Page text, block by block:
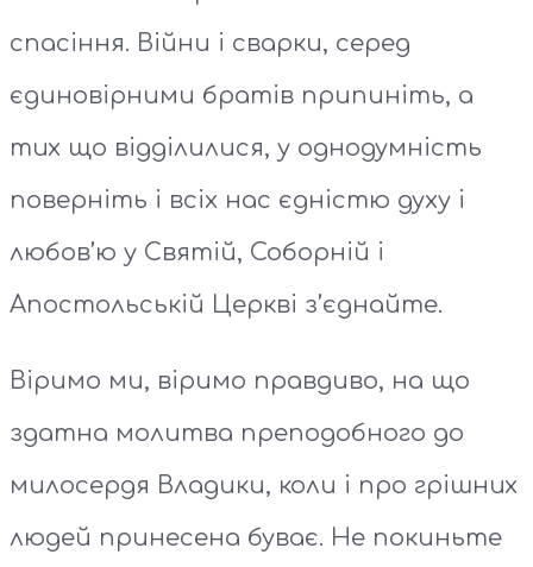
спасіння. Війни і сварки, серед
єдиновірними братів припиніть, а
тих що відділилися, у однодумність
поверніть і всіх нас єдністю духу і
любов’ю у Святій, Соборній і
Апостольській Церкві з’єднайте.
Віримо ми, віримо правдиво, на що
здатна молитва преподобного до
милосердя Владики, коли і про грішних
людей принесена буває. Не покиньте